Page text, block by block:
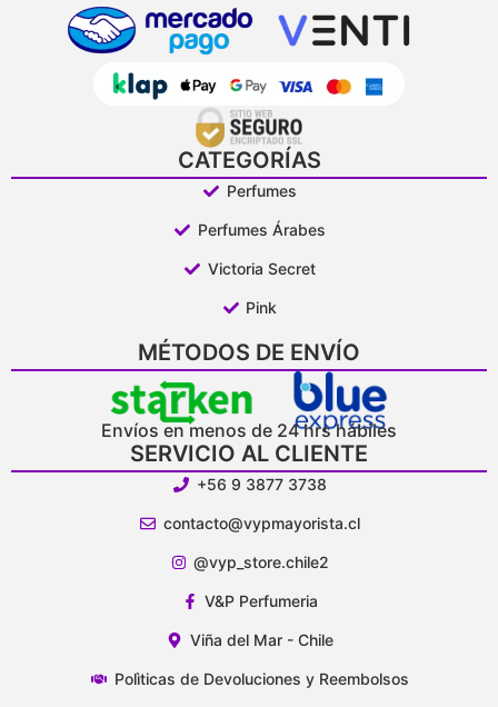
CATEGORÍAS
Perfumes
Perfumes Árabes
Victoria Secret
Pink
MÉTODOS DE ENVÍO
Envíos en menos de 24 hrs hábiles
SERVICIO AL CLIENTE
+56 9 3877 3738
contacto@vypmayorista.cl
@vyp_store.chile2
V&P Perfumeria
Viña del Mar - Chile
Polìticas de Devoluciones y Reembolsos